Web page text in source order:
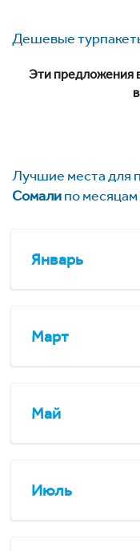
Дешевые
Эти предложения
Лучшие места для
Сомалипо месяцам
Январь
Март
Май
Июль